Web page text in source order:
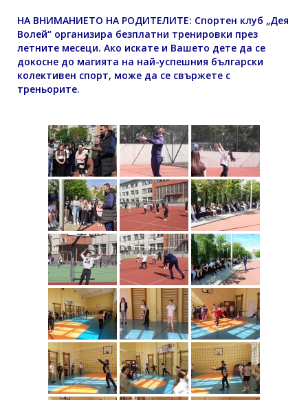
НА ВНИМАНИЕТО НА РОДИТЕЛИТЕ: Спортен клуб „Дея
Волей“ организира безплатни тренировки през
летните месеци. Ако искате и Вашето дете да се
докосне до магията на най-успешния български
колективен спорт, може да се свържете с
треньорите.